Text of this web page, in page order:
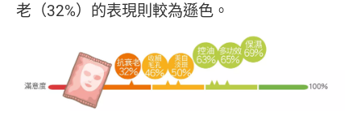
老（32%）的表現則較為遜色。